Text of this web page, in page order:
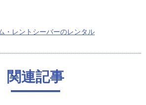
・レントシーバーのレンタル
関連記事